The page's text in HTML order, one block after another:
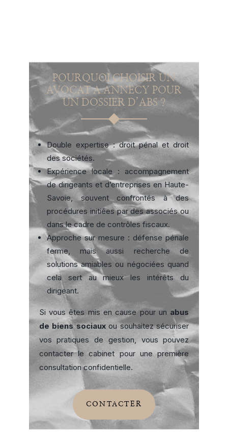
POURQUOI CHOISIR UN
AVOCAT A ANNECY POUR
UN DOSSIER D’ABS ?
Double expertise : droit pénal et droit
des sociétés.
Expérience locale : accompagnement
de dirigeants et d’entreprises en Haute-
Savoie, souvent confrontés à des
procédures initiées par des associés ou
dans le cadre de contrôles fiscaux.
Approche sur mesure : défense pénale
ferme, mais aussi recherche de
solutions amiables ou négociées quand
cela sert au mieux les intérêts du
dirigeant.
Si vous êtes mis en cause pour un abus
de biens sociauxou souhaitez sécuriser
vos pratiques de gestion, vous pouvez
contacter le cabinet pour une première
consultation confidentielle.
CONTACTER